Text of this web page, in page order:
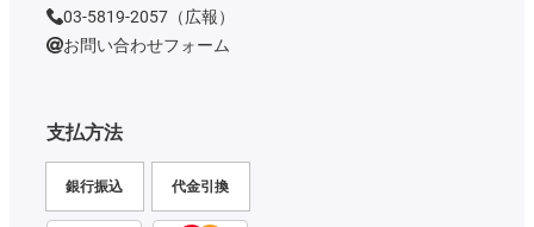
支払方法
銀行振込 代金引換
03-5819-2057（広報）
お問い合わせフォーム